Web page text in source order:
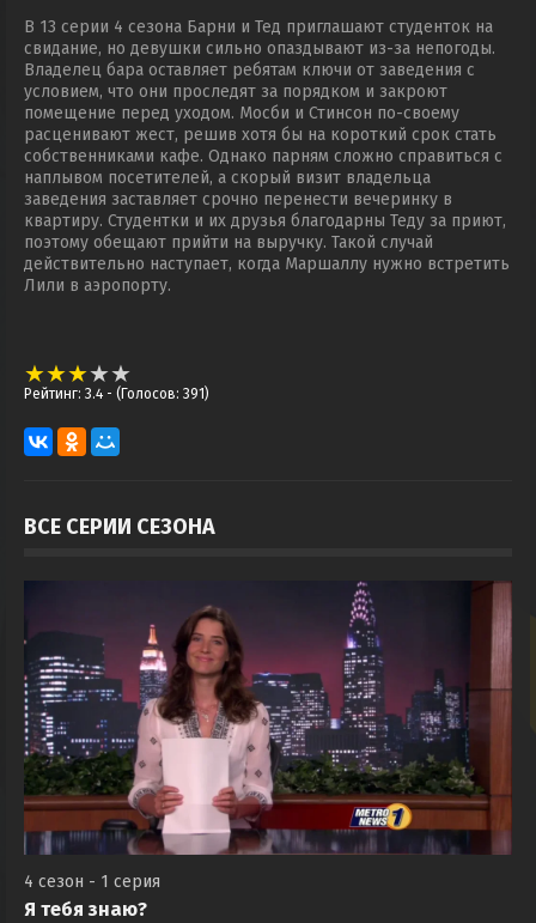
В 13 серии 4 сезона Барни и Тед приглашают студенток на
свидание, но девушки сильно опаздывают из-за непогоды.
Владелец бара оставляет ребятам ключи от заведения с
условием, что они проследят за порядком и закроют
помещение перед уходом. Мосби и Стинсон по-своему
расценивают жест, решив хотя бы на короткий срок стать
собственниками кафе. Однако парням сложно справиться с
наплывом посетителей, а скорый визит владельца
заведения заставляет срочно перенести вечеринку в
квартиру. Студентки и их друзья благодарны Теду за приют,
поэтому обещают прийти на выручку. Такой случай
действительно наступает, когда Маршаллу нужно встретить
Лили в аэропорту.
Рейтинг: 3.4 - (Голосов: 391)
ВСЕ СЕРИИ СЕЗОНА
4 сезон - 1 серия
Я тебя знаю?